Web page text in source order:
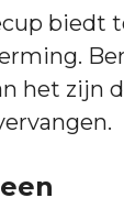
biedt
het zijn